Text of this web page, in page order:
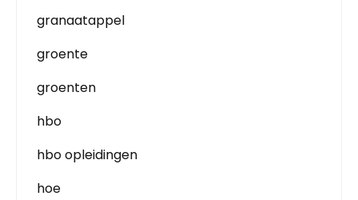
granaatappel
groente
groenten
hbo
hbo opleidingen
hoe